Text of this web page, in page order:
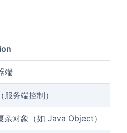
端
服务端控制）
杂对象（如 Java Object）